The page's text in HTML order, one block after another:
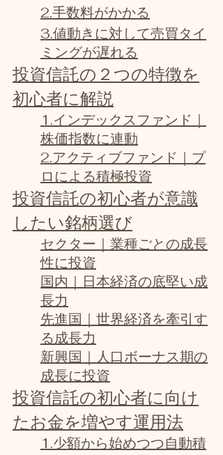
2.手数料がかかる
3.値動きに対して売買タイ
ミングが遅れる
投資信託の２つの特徴を
初心者に解説
1.インデックスファンド｜
株価指数に連動
2.アクティブファンド｜プ
ロによる積極投資
投資信託の初心者が意識
したい銘柄選び
セクター｜業種ごとの成長
性に投資
国内｜日本経済の底堅い成
長力
先進国｜世界経済を牽引す
る成長力
新興国｜人口ボーナス期の
成長に投資
投資信託の初心者に向け
たお金を増やす運用法
1.少額から始めつつ自動積